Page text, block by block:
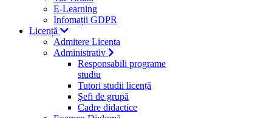
E-Learning
Infomații GDPR
Licență
Admitere Licenta
Administrativ
Responsabili programe
studiu
Tutori studii licență
Şefi de grupă
Cadre didactice